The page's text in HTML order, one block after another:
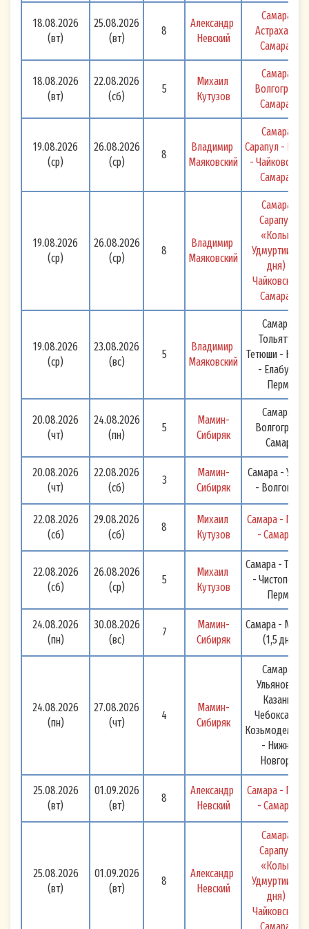
18.08.2026
(вт)
25.08.2026
(вт)
8
Александр
Невский
Самара -
Астрахань -
Самара
18.08.2026
(вт)
22.08.2026
(сб)
5
Михаил
Кутузов
Самара -
Волгоград -
Самара
19.08.2026
(ср)
26.08.2026
(ср)
8
Владимир
Маяковский
Самара -
Сарапул -
- Чайковский
Самара
19.08.2026
(ср)
26.08.2026
(ср)
8
Владимир
Маяковский
Самара -
Сарапул +
«Кольцо
Удмуртии» (2
дня) -
Чайковский -
Самара
19.08.2026
(ср)
23.08.2026
(вс)
5
Владимир
Маяковский
Самара -
Тольятти -
Тетюши -
- Елабуга -
Пермь
20.08.2026
(чт)
24.08.2026
(пн)
5
Мамин-
Сибиряк
Самара -
Волгоград -
Самара
20.08.2026
(чт)
22.08.2026
(сб)
3
Мамин-
Сибиряк
Самара -
- Волгоград
22.08.2026
(сб)
29.08.2026
(сб)
8
Михаил
Кутузов
Самара -
- Самара
22.08.2026
(сб)
26.08.2026
(ср)
5
Михаил
Кутузов
Самара -
- Чистополь -
Пермь
24.08.2026
(пн)
30.08.2026
(вс)
7
Мамин-
Сибиряк
Самара -
(1,5 дня)
24.08.2026
(пн)
27.08.2026
(чт)
4
Мамин-
Сибиряк
Самара -
Ульяновск -
Казань -
Чебоксары -
- Нижний
Новгород
25.08.2026
(вт)
01.09.2026
(вт)
8
Александр
Невский
Самара -
- Самара
25.08.2026
(вт)
01.09.2026
(вт)
8
Александр
Невский
Самара -
Сарапул +
«Кольцо
Удмуртии» (2
дня) -
Чайковский -